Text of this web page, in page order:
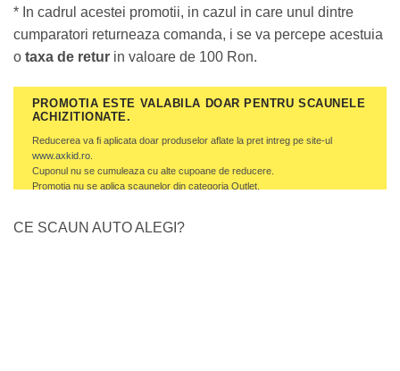
* In cadrul acestei promotii, in cazul in care unul dintre
cumparatori returneaza comanda, i se va percepe acestuia
o taxa de retur in valoare de 100 Ron.
PROMOTIA ESTE VALABILA DOAR PENTRU SCAUNELE
ACHIZITIONATE.
Reducerea va fi aplicata doar produselor aflate la pret intreg pe site-ul
www.axkid.ro.
Cuponul nu se cumuleaza cu alte cupoane de reducere.
Promotia nu se aplica scaunelor din categoria Outlet.
CE SCAUN AUTO ALEGI?